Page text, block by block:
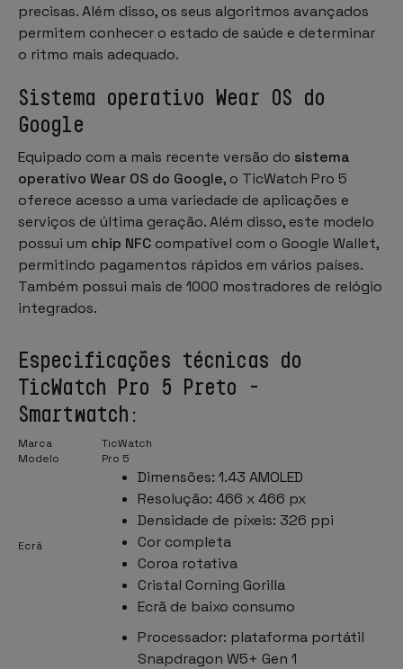
precisas. Além disso, os seus algoritmos avançados
permitem conhecer o estado de saúde e determinar
o ritmo mais adequado.
Sistema operativo Wear OS do
Google
Equipado com a mais recente versão do sistema
operativo Wear OS do Google, o TicWatch Pro 5
oferece acesso a uma variedade de aplicações e
serviços de última geração. Além disso, este modelo
possui um chip NFC compatível com o Google Wallet,
permitindo pagamentos rápidos em vários países.
Também possui mais de 1000 mostradores de relógio
integrados.
Especificações técnicas do
TicWatch Pro 5 Preto -
Smartwatch:
Marca
TicWatch
Modelo
Pro 5
Ecrã
Dimensões: 1.43 AMOLED
Resolução: 466 x 466 px
Densidade de píxeis: 326 ppi
Cor completa
Coroa rotativa
Cristal Corning Gorilla
Ecrã de baixo consumo
Processador: plataforma portátil
Snapdragon W5+ Gen 1